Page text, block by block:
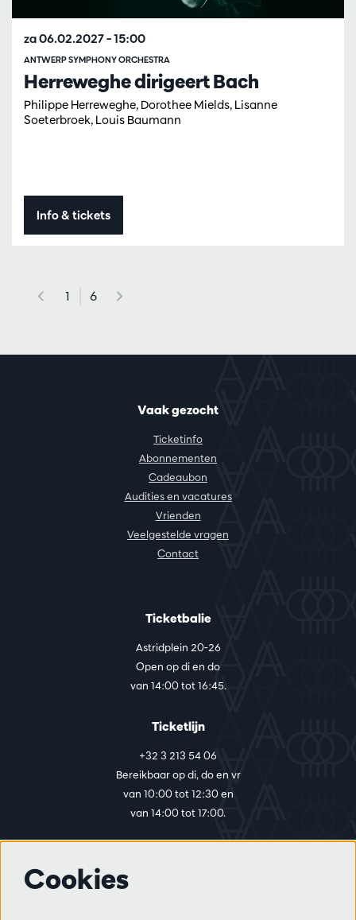
Herreweghe dirigeert Bach
Philippe Herreweghe, Dorothee Mields, Lisanne
Soeterbroek, Louis Baumann
ANTWERP SYMPHONY ORCHESTRA
za 06.02.2027– 15:00
Info & tickets
1 6
Vaak gezocht
Ticketinfo
Abonnementen
Cadeaubon
Audities en vacatures
Vrienden
Veelgestelde vragen
Contact
Ticketbalie
Astridplein 20-26
Open op di en do
van 14:00 tot 16:45.
Ticketlijn
+32 3 213 54 06
Bereikbaar op di, do en vr
van 10:00 tot 12:30 en
van 14:00 tot 17:00.
Cookies